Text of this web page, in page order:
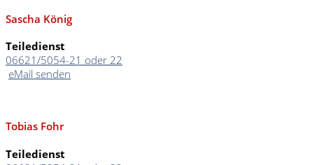
Sascha König
Teiledienst
06621/5054-21 oder 22
eMail senden
Tobias Fohr
Teiledienst